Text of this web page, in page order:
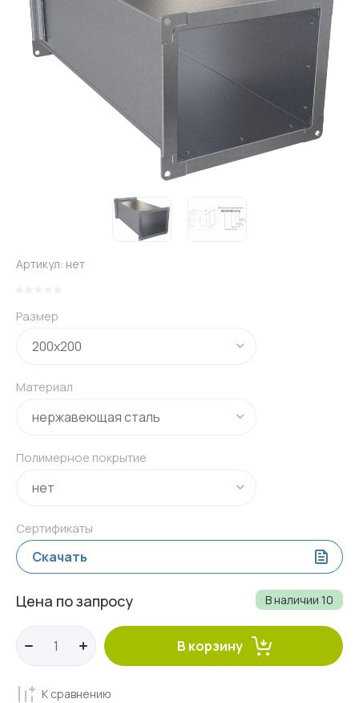
Артикул: нет
Размер
Материал
Полимерное покрытие
Сертификаты
Скачать
В наличии 10
Цена по запросу
В корзину
К сравнению